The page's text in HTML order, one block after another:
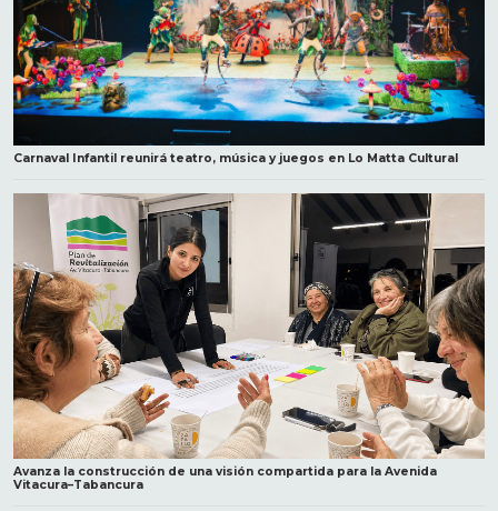
Carnaval Infantil reunirá teatro, música y juegos en Lo Matta Cultural
Avanza la construcción de una visión compartida para la Avenida
Vitacura–Tabancura